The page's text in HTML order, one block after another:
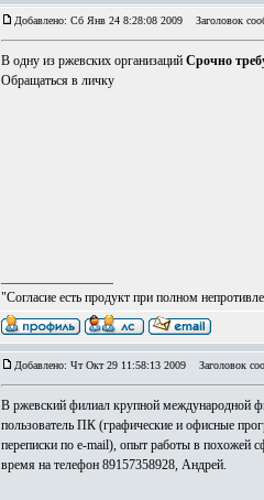
Добавлено: Сб Янв 24 8:28:08 2009 Заголовок
В одну из ржевских организаций Срочно
Обращаться в личку
"Согласие есть продукт при полном
Добавлено: Чт Окт 29 11:58:13 2009 Заголовок
В ржевский филиал крупной международной
пользователь ПК (графические и офисные
переписки по e-mail), опыт работы в похожей
время на телефон 89157358928, Андрей.